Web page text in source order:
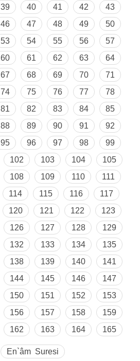
39 40 41 42
43
46 47 48 49
50
53 54 55 56
57
60 61 62 63
64
67 68 69 70
71
74 75 76 77
78
81 82 83 84
85
88 89 90 91
92
95 96 97 98
99
102 103 104
105
108 109 110
111
114 115 116
117
120 121 122
123
126 127 128
129
132 133 134
135
138 139 140
141
144 145 146
147
150 151 152
153
156 157 158
159
162 163 164 165
En`âm Suresi